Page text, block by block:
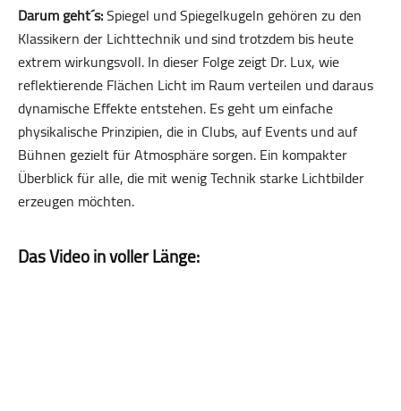
Darum geht´s:Spiegel und Spiegelkugeln gehören zu den
Klassikern der Lichttechnik und sind trotzdem bis heute
extrem wirkungsvoll. In dieser Folge zeigt Dr. Lux, wie
reflektierende Flächen Licht im Raum verteilen und daraus
dynamische Effekte entstehen. Es geht um einfache
physikalische Prinzipien, die in Clubs, auf Events und auf
Bühnen gezielt für Atmosphäre sorgen. Ein kompakter
Überblick für alle, die mit wenig Technik starke Lichtbilder
erzeugen möchten.
Das Video in voller Länge: